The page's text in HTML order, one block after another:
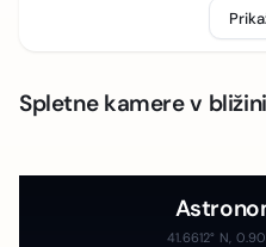
Spletne kamere v bližini
41.6612° N,